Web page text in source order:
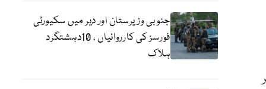
جنوبی وزیرستان اور دیر میں سکیورٹی
فورسز کی کارروائیاں ، 10دہشتگرد
ہلاک